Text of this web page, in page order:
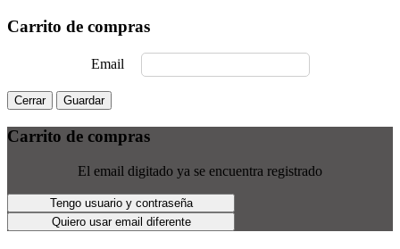
Carrito de compras
Email
Cerrar Guardar
Carrito de compras
El email digitado ya se encuentra registrado
Tengo usuario y contraseña
Quiero usar email diferente